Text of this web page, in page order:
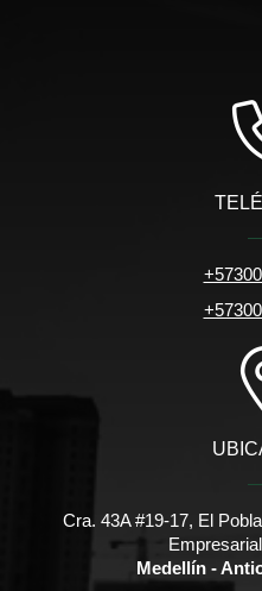
Cra. 43A #19-17, El
Medellín -